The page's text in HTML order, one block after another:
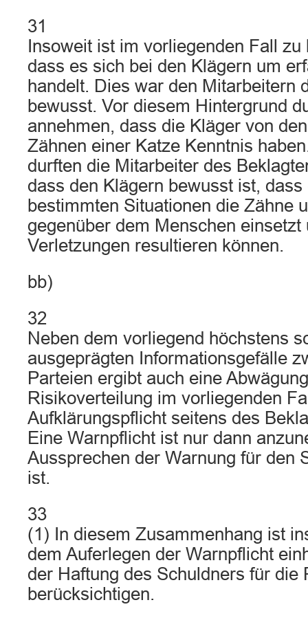
31
Insoweit ist im vorliegenden Fall
dass es sich bei den Klägern um
handelt. Dies war den Mitarbeitern
bewusst. Vor diesem Hintergrund
annehmen, dass die Kläger von
Zähnen einer Katze Kenntnis
durften die Mitarbeiter des
dass den Klägern bewusst ist,
bestimmten Situationen die Zähne
gegenüber dem Menschen einsetzt
Verletzungen resultieren können.
bb)
32
Neben dem vorliegend höchstens
ausgeprägten Informationsgefälle
Parteien ergibt auch eine
Risikoverteilung im vorliegenden
Aufklärungspflicht seitens des
Eine Warnpflicht ist nur dann
Aussprechen der Warnung für den
ist.
33
(1) In diesem Zusammenhang ist
dem Auferlegen der Warnpflicht
der Haftung des Schuldners für die
berücksichtigen.